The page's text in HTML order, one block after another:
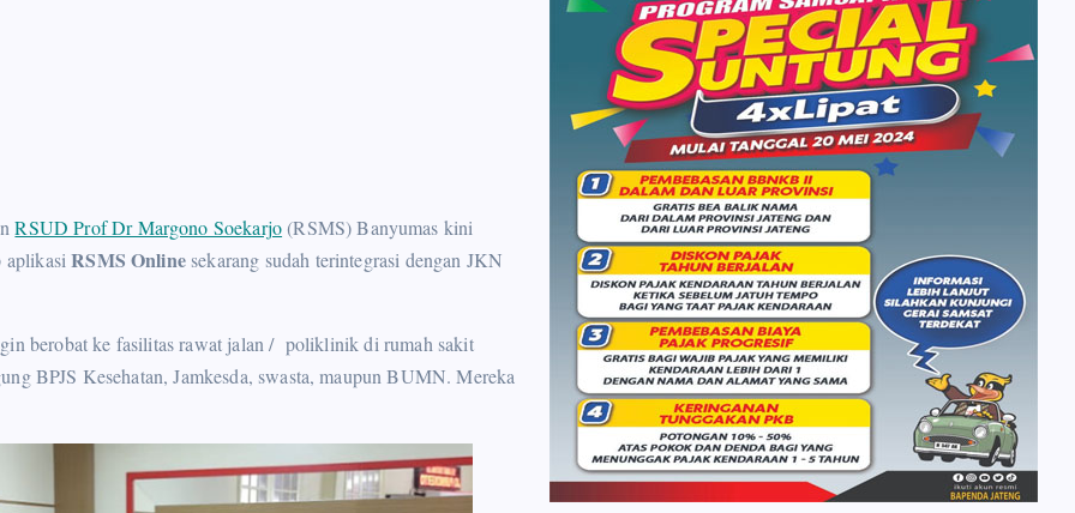
RSUD Prof Dr Margono Soekarjo (RSMS) Banyumas kini
aplikasiRSMS Onlinesekarang sudah terintegrasi dengan JKN
berobat ke fasilitas rawat jalan / poliklinik di rumah sakit
BPJS Kesehatan, Jamkesda, swasta, maupun BUMN. Mereka